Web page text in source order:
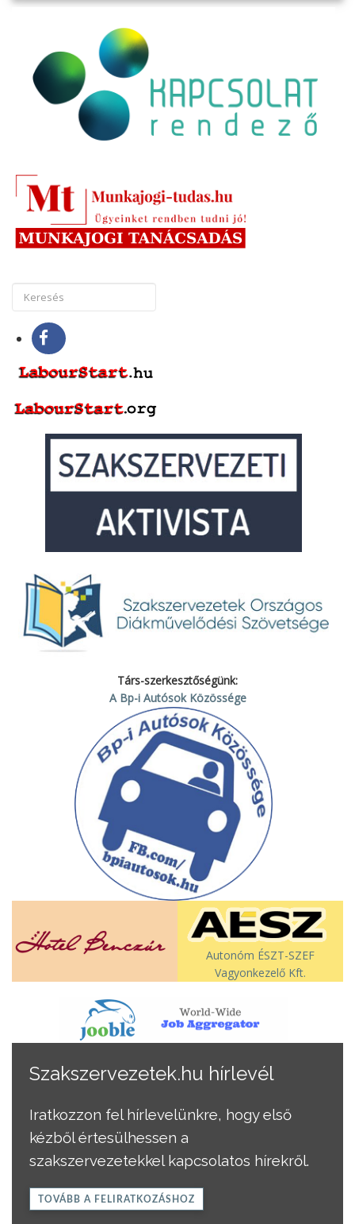
Társ-szerkesztőségünk:
A Bp-i Autósok Közössége
Autonóm ÉSZT-SZEF
Vagyonkezelő Kft.
Szakszervezetek.hu hírlevél
Iratkozzon fel hírlevelünkre, hogy első
kézből értesülhessen a
szakszervezetekkel kapcsolatos hírekről.
TOVÁBB A FELIRATKOZÁSHOZ